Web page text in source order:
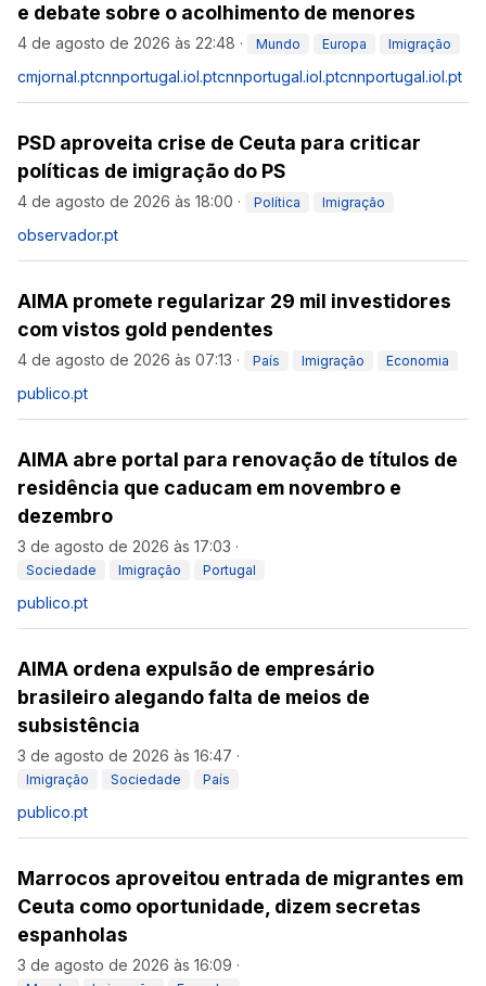
e debate sobre o acolhimento de menores
4 de agosto de 2026 às 22:48 · Mundo Europa Imigração
cmjornal.ptcnnportugal.iol.ptcnnportugal.iol.ptcnnportugal.iol.pt
PSD aproveita crise de Ceuta para criticar
políticas de imigração do PS
4 de agosto de 2026 às 18:00 · Política Imigração
observador.pt
AIMA promete regularizar 29 mil investidores
com vistos gold pendentes
4 de agosto de 2026 às 07:13 · País Imigração Economia
publico.pt
AIMA abre portal para renovação de títulos de
residência que caducam em novembro e
dezembro
3 de agosto de 2026 às 17:03 ·
Sociedade Imigração Portugal
publico.pt
AIMA ordena expulsão de empresário
brasileiro alegando falta de meios de
subsistência
3 de agosto de 2026 às 16:47 ·
Imigração Sociedade País
publico.pt
Marrocos aproveitou entrada de migrantes em
Ceuta como oportunidade, dizem secretas
espanholas
3 de agosto de 2026 às 16:09 ·